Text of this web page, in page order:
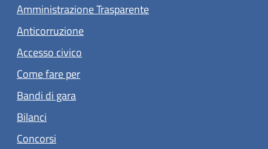
Amministrazione Trasparente
Anticorruzione
Accesso civico
Come fare per
Bandi di gara
Bilanci
Concorsi